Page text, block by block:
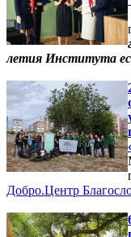
летия Института
Добро.Центр